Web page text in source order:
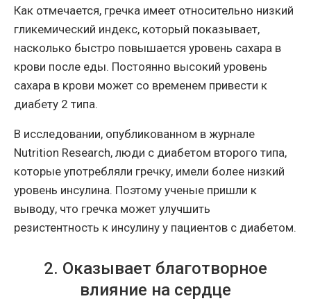
Как отмечается, гречка имеет относительно низкий
гликемический индекс, который показывает,
насколько быстро повышается уровень сахара в
крови после еды. Постоянно высокий уровень
сахара в крови может со временем привести к
диабету 2 типа.
В исследовании, опубликованном в журнале
Nutrition Research, люди с диабетом второго типа,
которые употребляли гречку, имели более низкий
уровень инсулина. Поэтому ученые пришли к
выводу, что гречка может улучшить
резистентность к инсулину у пациентов с диабетом.
2. Оказывает благотворное
влияние на сердце